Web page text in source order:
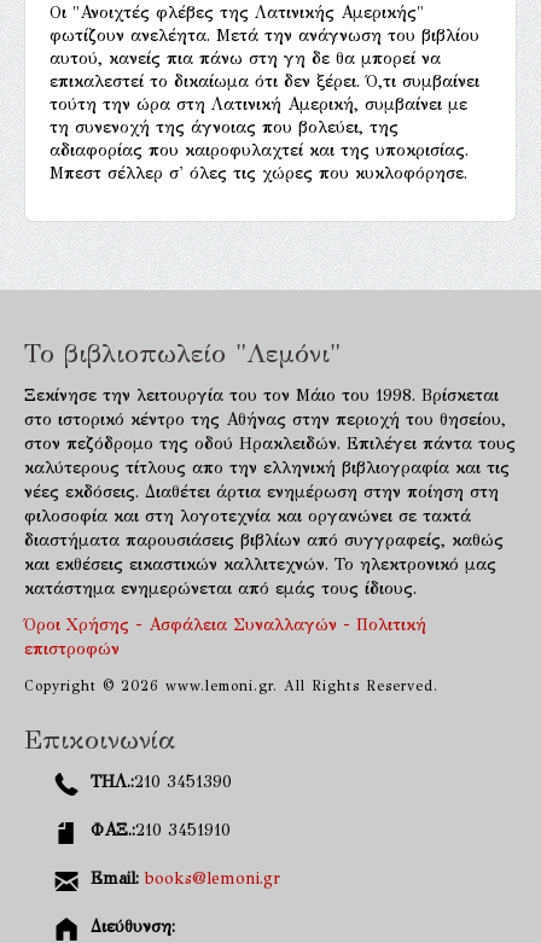
Οι "Ανοιχτές φλέβες της Λατινικής Αμερικής"
φωτίζουν ανελέητα. Μετά την ανάγνωση του βιβλίου
αυτού, κανείς πια πάνω στη γη δε θα μπορεί να
επικαλεστεί το δικαίωμα ότι δεν ξέρει. Ό,τι συμβαίνει
τούτη την ώρα στη Λατινική Αμερική, συμβαίνει με
τη συνενοχή της άγνοιας που βολεύει, της
αδιαφορίας που καιροφυλαχτεί και της υποκρισίας.
Μπεστ σέλλερ σ' όλες τις χώρες που κυκλοφόρησε.
Το βιβλιοπωλείο "Λεμόνι"
Ξεκίνησε την λειτουργία του τον Μάιο του 1998. Βρίσκεται
στο ιστορικό κέντρο της Αθήνας στην περιοχή του θησείου,
στον πεζόδρομο της οδού Ηρακλειδών. Επιλέγει πάντα τους
καλύτερους τίτλους απο την ελληνική βιβλιογραφία και τις
νέες εκδόσεις. Διαθέτει άρτια ενημέρωση στην ποίηση στη
φιλοσοφία και στη λογοτεχνία και οργανώνει σε τακτά
διαστήματα παρουσιάσεις βιβλίων από συγγραφείς, καθώς
και εκθέσεις εικαστικών καλλιτεχνών. Το ηλεκτρονικό μας
κατάστημα ενημερώνεται από εμάς τους ίδιους.
Όροι Χρήσης - Ασφάλεια Συναλλαγών - Πολιτική
επιστροφών
Copyright © 2026 www.lemoni.gr. All Rights Reserved.
Επικοινωνία
ΤΗΛ.:210 3451390
ΦΑΞ.:210 3451910
Email: books@lemoni.gr
Διεύθυνση: